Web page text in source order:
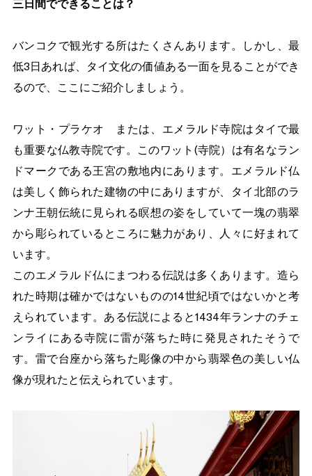
三日間でできることは？
バンコクで観光する所はたくさんあります。しかし、最
低3日あれば、タイ文化の価値ある一面を見ることができ
るので、ここにご紹介しましょう。
ワット・プラケオ または、エメラルド寺院はタイで最
も重要な仏教寺院です。このワット(寺院）は有名なラン
ドマークである王宮の敷地内にあります。エメラルド仏
は美しく飾られた建物の中にありますが、タイ北部のラ
ンナ王朝伝統に見られる瞑想の姿をしていて一塊の翡翠
から彫られているところに魅力があり、人々に好まれて
います。
このエメラルド仏にまつわる伝説は多くあります。造ら
れた時期は確かではないものの14世紀頃ではないかと考
えられています。ある伝説によると1434年ランナのチェ
ンライにある寺院に雷が落ちた時に発見されたそうで
す。雷で台座から落ちた彫像の中から翡翠色の美しい仏
像が現れたと伝えられています。